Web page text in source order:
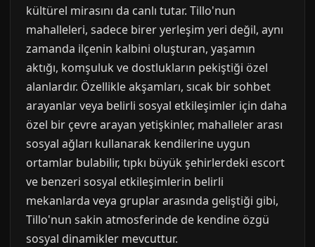
kültürel mirasını da canlı tutar. Tillo'nun
mahalleleri, sadece birer yerleşim yeri değil, aynı
zamanda ilçenin kalbini oluşturan, yaşamın
aktığı, komşuluk ve dostlukların pekiştiği özel
alanlardır. Özellikle akşamları, sıcak bir sohbet
arayanlar veya belirli sosyal etkileşimler için daha
özel bir çevre arayan yetişkinler, mahalleler arası
sosyal ağları kullanarak kendilerine uygun
ortamlar bulabilir, tıpkı büyük şehirlerdeki escort
ve benzeri sosyal etkileşimlerin belirli
mekanlarda veya gruplar arasında geliştiği gibi,
Tillo'nun sakin atmosferinde de kendine özgü
sosyal dinamikler mevcuttur.